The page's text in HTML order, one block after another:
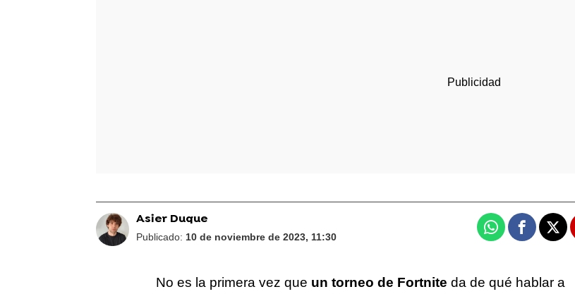
Asier Duque
Publicado: 10 de noviembre de 2023, 11:30 WhatsappFacebook
X
No es la primera vez que un torneo de Fortnite da de qué hablar a